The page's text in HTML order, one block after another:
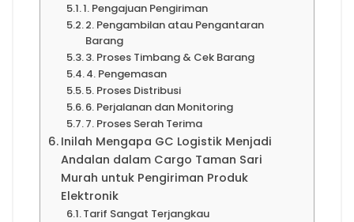
1. Pengajuan Pengiriman
2. Pengambilan atau Pengantaran
Barang
3. Proses Timbang & Cek Barang
4. Pengemasan
5. Proses Distribusi
6. Perjalanan dan Monitoring
7. Proses Serah Terima
Inilah Mengapa GC Logistik Menjadi
Andalan dalam Cargo Taman Sari
Murah untuk Pengiriman Produk
Elektronik
Tarif Sangat Terjangkau